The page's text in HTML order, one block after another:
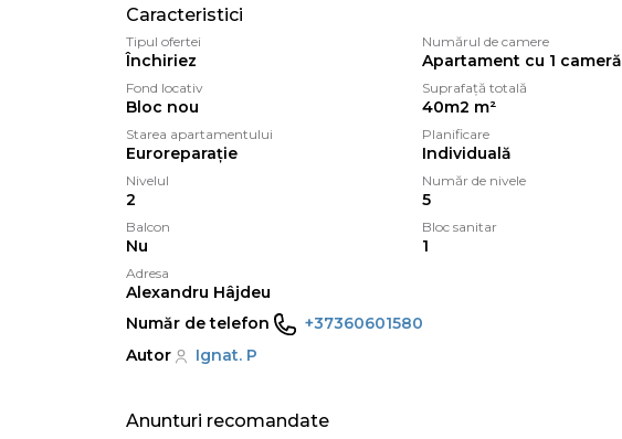
Caracteristici
Tipul ofertei
Închiriez
Numărul de camere
Apartament cu 1 cameră
Fond locativ
Bloc nou
Suprafață totală
40m2 m²
Starea apartamentului
Euroreparație
Planificare
Individuală
Nivelul
2
Număr de nivele
5
Balcon
Nu
Bloc sanitar
1
Adresa
Alexandru Hâjdeu
Număr de telefon
+37360601580
Autor
Ignat. P
Anunturi recomandate